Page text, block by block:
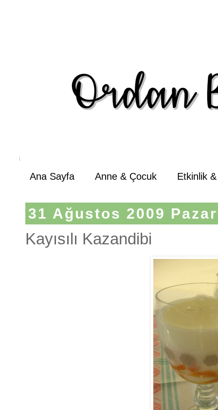
Ana Sayfa Anne & Çocuk Etkinlik
31 Ağustos 2009
Kayısılı Kazandibi